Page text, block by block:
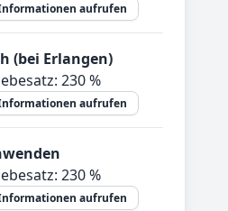
aufrufen
(bei Erlangen)
230 %
aufrufen
230 %
aufrufen